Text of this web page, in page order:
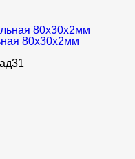
80х30х2мм